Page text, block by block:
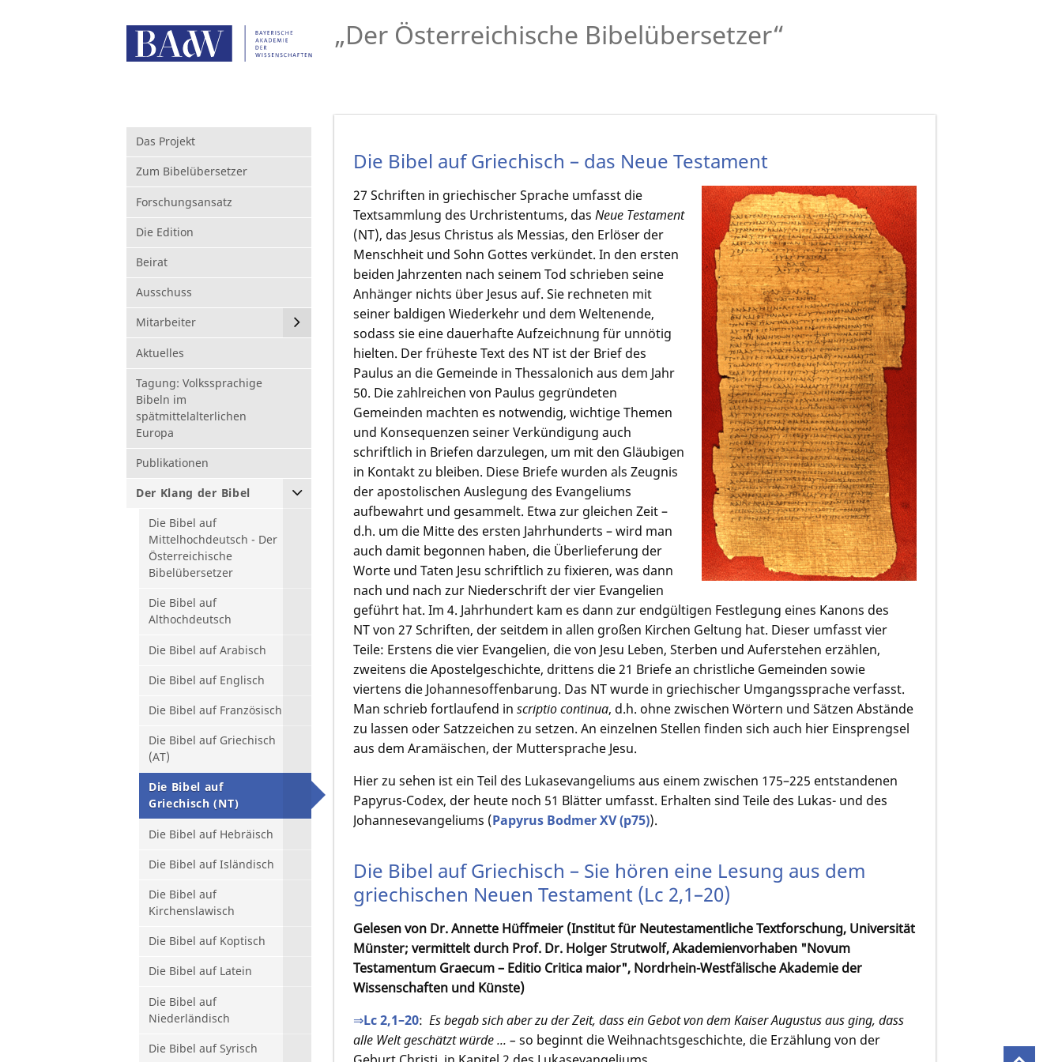
„Der Österreichische Bibelübersetzer“
Das Projekt
Zum Bibelübersetzer
Forschungsansatz
Die Edition
Beirat
Ausschuss
Mitarbeiter
Aktuelles
Tagung: Volkssprachige
Bibeln im
spätmittelalterlichen
Europa
Publikationen
Der Klang der Bibel
Die Bibel auf
Mittelhochdeutsch - Der
Österreichische
Bibelübersetzer
Die Bibel auf
Althochdeutsch
Die Bibel auf Arabisch
Die Bibel auf Englisch
Die Bibel auf Französisch
Die Bibel auf Griechisch
(AT)
Die Bibel auf
Griechisch (NT)
Die Bibel auf Hebräisch
Die Bibel auf Isländisch
Die Bibel auf
Kirchenslawisch
Die Bibel auf Koptisch
Die Bibel auf Latein
Die Bibel auf
Niederländisch
Die Bibel auf Syrisch
Die Bibel auf Griechisch – das Neue Testament
27 Schriften in griechischer Sprache umfasst die
Textsammlung des Urchristentums, dasNeue Testament
(NT), das Jesus Christus als Messias, den Erlöser der
Menschheit und Sohn Gottes verkündet. In den ersten
beiden Jahrzenten nach seinem Tod schrieben seine
Anhänger nichts über Jesus auf. Sie rechneten mit
seiner baldigen Wiederkehr und dem Weltenende,
sodass sie eine dauerhafte Aufzeichnung für unnötig
hielten. Der früheste Text des NT ist der Brief des
Paulus an die Gemeinde in Thessalonich aus dem Jahr
50. Die zahlreichen von Paulus gegründeten
Gemeinden machten es notwendig, wichtige Themen
und Konsequenzen seiner Verkündigung auch
schriftlich in Briefen darzulegen, um mit den Gläubigen
in Kontakt zu bleiben. Diese Briefe wurden als Zeugnis
der apostolischen Auslegung des Evangeliums
aufbewahrt und gesammelt. Etwa zur gleichen Zeit –
d.h. um die Mitte des ersten Jahrhunderts – wird man
auch damit begonnen haben, die Überlieferung der
Worte und Taten Jesu schriftlich zu fixieren, was dann
nach und nach zur Niederschrift der vier Evangelien
geführt hat. Im 4. Jahrhundert kam es dann zur endgültigen Festlegung eines Kanons des
NT von 27 Schriften, der seitdem in allen großen Kirchen Geltung hat. Dieser umfasst vier
Teile: Erstens die vier Evangelien, die von Jesu Leben, Sterben und Auferstehen erzählen,
zweitens die Apostelgeschichte, drittens die 21 Briefe an christliche Gemeinden sowie
viertens die Johannesoffenbarung. Das NT wurde in griechischer Umgangssprache verfasst.
Man schrieb fortlaufend inscriptio continua, d.h. ohne zwischen Wörtern und Sätzen Abstände
zu lassen oder Satzzeichen zu setzen. An einzelnen Stellen finden sich auch hier Einsprengsel
aus dem Aramäischen, der Muttersprache Jesu.
Hier zu sehen ist ein Teil des Lukasevangeliums aus einem zwischen 175–225 entstandenen
Papyrus-Codex, der heute noch 51 Blätter umfasst. Erhalten sind Teile des Lukas- und des
Johannesevangeliums (Papyrus Bodmer XV (p75)).
Die Bibel auf Griechisch – Sie hören eine Lesung aus dem
griechischen Neuen Testament (Lc 2,1–20)
Gelesen von Dr. Annette Hüffmeier (Institut für Neutestamentliche Textforschung, Universität
Münster; vermittelt durch Prof. Dr. Holger Strutwolf, Akademienvorhaben "Novum
Testamentum Graecum – Editio Critica maior", Nordrhein-Westfälische Akademie der
Wissenschaften und Künste)
⇒Lc 2,1–20:Es begab sich aber zu der Zeit, dass ein Gebot von dem Kaiser Augustus aus ging, dass
alle Welt geschätzt würde ... –so beginnt die Weihnachtsgeschichte, die Erzählung von der